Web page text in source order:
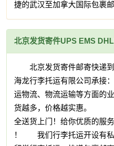
捷的武汉至加拿大国际包裹邮
北京发货寄件UPS EMS
北京发货寄件邮寄快递到
海龙行李托运有限公司承接
运物流、物流运输等方面
货越多，价格越实惠。
全送货上门！给你优质的服
！ 我们行李托运开设有私